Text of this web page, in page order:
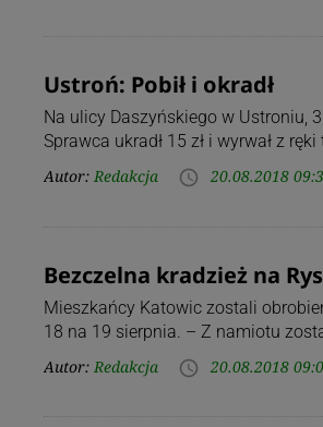
Ustroń: Pobił i okradł
Na ulicy Daszyńskiego w Ustroniu,
Sprawca ukradł 15 zł i wyrwał z
Autor: Redakcja access_time 20.08.2018
Bezczelna kradzież na
Mieszkańcy Katowic zostali
18 na 19 sierpnia. – Z namiotu
Autor: Redakcja access_time 20.08.2018